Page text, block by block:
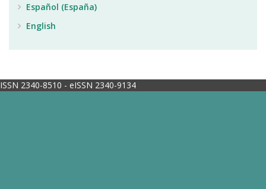
Español (España)
English
ISSN 2340-8510 - eISSN 2340-9134